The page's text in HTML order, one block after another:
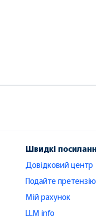
Швидкі
Довідковий центр
Подайте претензію
Мій рахунок
LLM info